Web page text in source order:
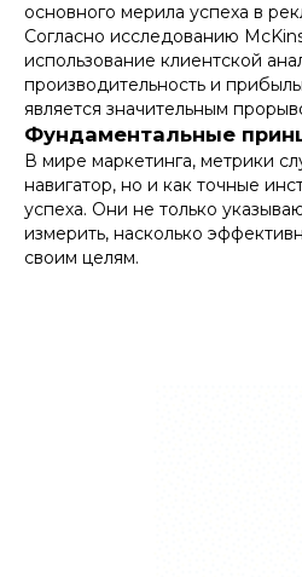
основного мерила успеха в
Согласно исследованию
использование клиентской
производительность и
является значительным
Фундаментальные
В мире маркетинга, метрики
навигатор, но и как точные
успеха. Они не только
измерить, насколько
своим целям.